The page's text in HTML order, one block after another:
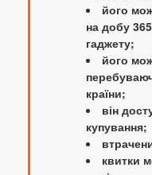
його
на добу
гаджету;
його
країни;
він
купування;
квитки